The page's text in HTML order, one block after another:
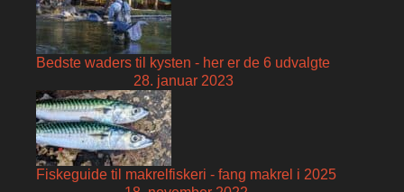
Bedste waders til kysten - her er de 6 udvalgte
28. januar 2023
Fiskeguide til makrelfiskeri - fang makrel i 2025